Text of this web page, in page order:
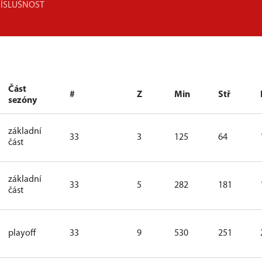
Část
sezóny
# Z Min Stř
základní
část
33 3 125 64
základní
část
33 5 282 181
playoff 33 9 530 251